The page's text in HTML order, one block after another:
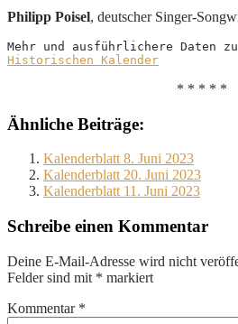
Philipp Poisel, deutscher Singer-
Historischen Kalender
* * * * *
Ähnliche Beiträge:
Kalenderblatt 8. Juni 2023
Kalenderblatt 20. Juni 2023
Kalenderblatt 11. Juni 2023
Schreibe einen Kommentar
Deine E-Mail-Adresse wird nicht
Felder sind mit * markiert
Kommentar *